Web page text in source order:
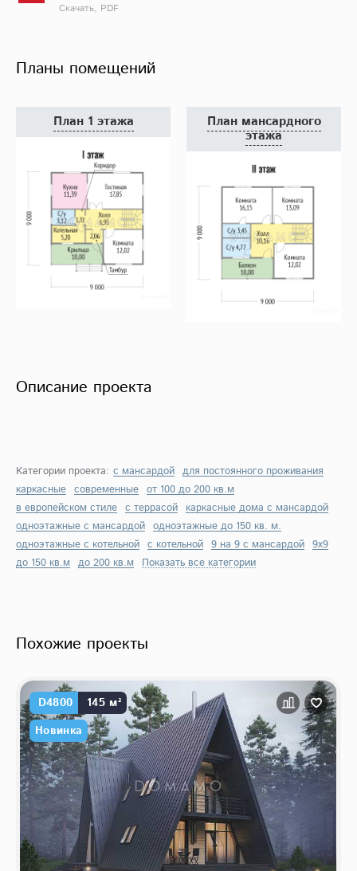
Скачать, PDF
Планы помещений
План 1 этажа План мансардного
этажа
Описание проекта
Категории проекта: с мансардой для постоянного проживания
каркасные современные от 100 до 200 кв.м
в европейском стиле с террасой каркасные дома с мансардой
одноэтажные с мансардой одноэтажные до 150 кв. м.
одноэтажные с котельной с котельной 9 на 9 с мансардой 9х9
до 150 кв.м до 200 кв.м Показать все категории
Похожие проекты
D4800
145 м²
Новинка